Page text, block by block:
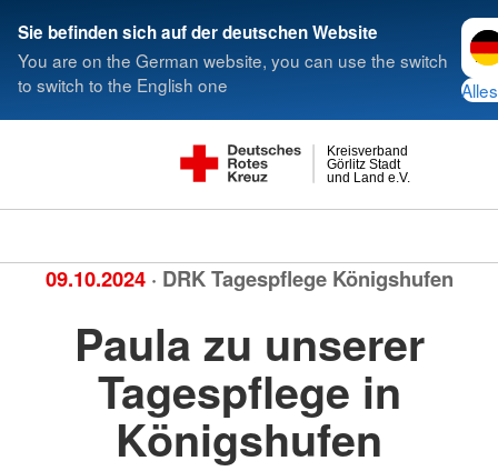
Sie befinden sich auf der deutschen Website
You are on the German website, you can use the switch
to switch to the English one
und Land e.V.
Görlitz Stadt
Kreisverband
09.10.2024 · DRK Tagespflege Königshufen
Paula zu unserer
Tagespflege in
Königshufen